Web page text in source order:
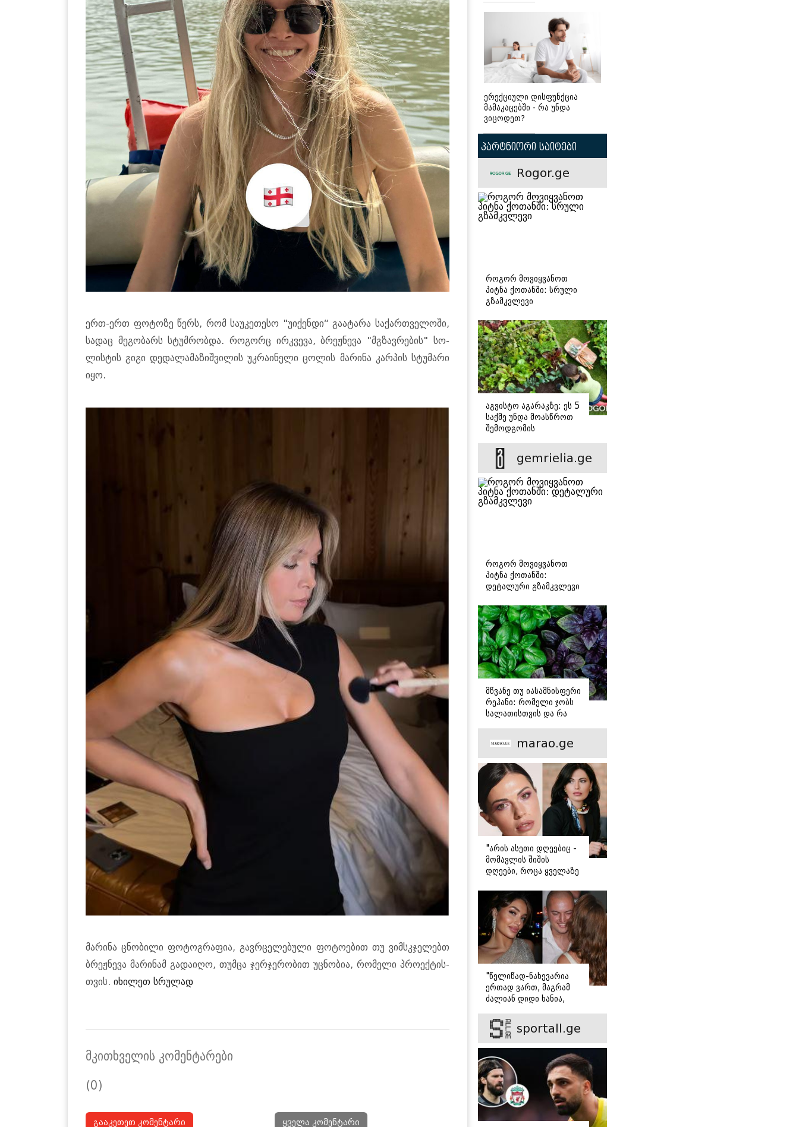
ერთ-ერთ ფო­ტო­ზე წერს, რომ სა­უ­კე­თე­სო "უი­ქენ­დი“ გა­ა­ტა­რა სა­ქარ­თვე­ლო­ში,
სა­დაც მე­გო­ბარს სტუმ­რობ­და. რო­გორც ირ­კვე­ვა, ბრეჟნე­ვა "მგზავ­რე­ბის" სო­
ლის­ტის გიგი დე­და­ლა­მა­ზიშ­ვი­ლის უკ­რა­ი­ნე­ლი ცო­ლის მა­რი­ნა კარ­პის სტუ­მა­რი
იყო.
მა­რი­ნა ცნო­ბი­ლი ფო­ტოგ­რა­ფია, გავ­რცე­ლე­ბუ­ლი ფო­ტო­ე­ბით თუ ვიმსკჯე­ლებთ
ბრეჟნე­ვა მა­რი­ნამ გა­და­ი­ღო, თუმ­ცა ჯერ­ჯე­რო­ბით უც­ნო­ბია, რო­მე­ლი პრო­ექ­ტის­
თვის. იხილეთ სრულად
მკითხველის კომენტარები
(0)
გააკეთეთ კომენტარი ყველა კომენტარი
ერექციული დისფუნქცია
მამაკაცებში - რა უნდა
ვიცოდეთ?
პარტნიორი საიტები
Rogor.ge
როგორ მოვიყვანოთ
პიტნა ქოთანში: სრული
გზამკვლევი
აგვისტო აგარაკზე: ეს 5
საქმე უნდა მოასწროთ
შემოდგომის
gemrielia.ge
როგორ მოვიყვანოთ
პიტნა ქოთანში:
დეტალური გზამკვლევი
მწვანე თუ იასამნისფერი
რეჰანი: რომელი ჯობს
სალათისთვის და რა
marao.ge
"არის ასეთი დღეებიც -
მომავლის შიშის
დღეები, როცა ყველაზე
- ირინა ონაშვილის
წერილი
"წელიწად-ნახევარია
ერთად ვართ, მაგრამ
ძალიან დიდი ხანია,
ბარბაქაძის რჩეული და
როგორია მისი
სიყვარულის ამბავი
sportall.ge